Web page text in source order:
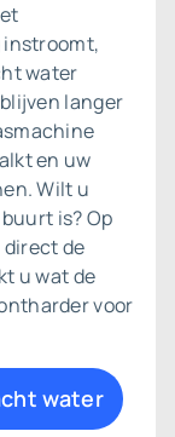
water
langer
en uw
Wilt u
is? Op
de
u wat de
voor
water